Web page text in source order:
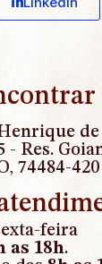
- Res.
74484-420
feira
as 18h.